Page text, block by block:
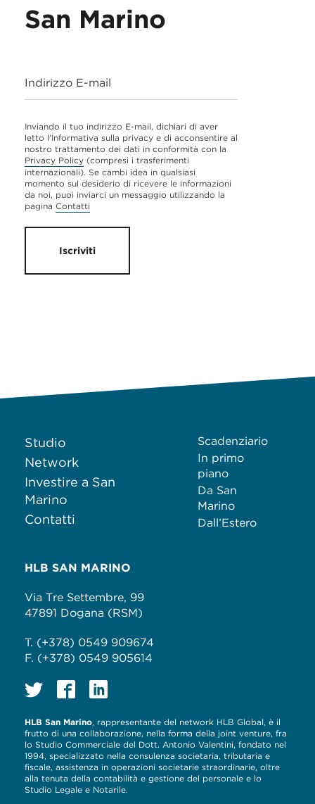
San Marino
Indirizzo E-mail
Inviando il tuo indirizzo E-mail, dichiari di aver
letto l'Informativa sulla privacy e di acconsentire al
nostro trattamento dei dati in conformità con la
Privacy Policy (compresi i trasferimenti
internazionali). Se cambi idea in qualsiasi
momento sul desiderio di ricevere le informazioni
da noi, puoi inviarci un messaggio utilizzando la
pagina Contatti
Iscriviti
Studio
Network
Investire a San
Marino
Contatti
Scadenziario
In primo
piano
Da San
Marino
Dall’Estero
HLB SAN MARINO
Via Tre Settembre, 99
47891 Dogana (RSM)
T. (+378) 0549 909674
F. (+378) 0549 905614
HLB San Marino, rappresentante del network HLB Global, è il
frutto di una collaborazione, nella forma della joint venture, fra
lo Studio Commerciale del Dott. Antonio Valentini, fondato nel
1994, specializzato nella consulenza societaria, tributaria e
fiscale, assistenza in operazioni societarie straordinarie, oltre
alla tenuta della contabilità e gestione del personale e lo
Studio Legale e Notarile.